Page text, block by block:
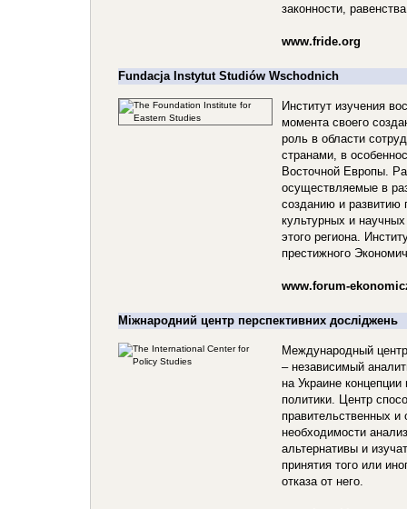
законности,
www.fride.org
Fundacja Instytut Studiów Wschodnich
Институт изучения
момента своего
роль в области
странами, в
Восточной Европы.
осуществляемые в
созданию и развитию
культурных и
этого региона.
престижного
www.forum-
Міжнародний центр перспективних досліджень
Международный
– независимый
на Украине
политики. Центр
правительственных и
необходимости
альтернативы и
принятия того или
отказа от него.